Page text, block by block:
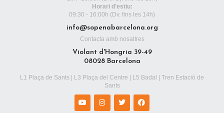
Horari d'estiu:
09:30 - 16:00h (Dv. fins les 14h)
info@sopenabarcelona.org
Contacta amb nosaltres
Violant d'Hongria 39-49
08028 Barcelona
L1 Plaça de Sants | L3 Plaça del Centre | L5 Badal | Tren Estació de
Sants